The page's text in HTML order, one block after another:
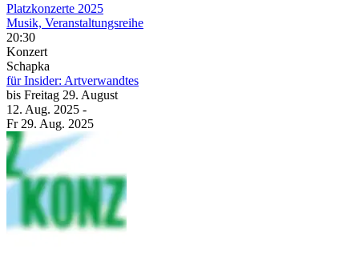
Platzkonzerte 2025
Musik, Veranstaltungsreihe
20:30
Konzert
Schapka
für Insider: Artverwandtes
bis Freitag 29. August
12. Aug. 2025 -
Fr 29. Aug. 2025